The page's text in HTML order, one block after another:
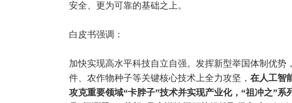
安全、更为可靠的基础之上。
白皮书强调：
加快实现高水平科技自立自强。发挥新型举国体制优势
件、农作物种子等关键核心技术上全力攻坚， 在人工智
攻克重要领域“卡脖子”技术并实现产业化，“祖冲之”系